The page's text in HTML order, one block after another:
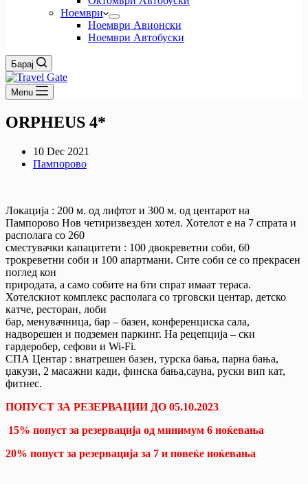
Ноември
Ноември Авионски
Ноември Автобуски
Барај
Menu
ORPHEUS 4*
10 Dec 2021
Пампорово
Локација : 200 м. од лифтот и 300 м. од центарот на
Пампорово Нов четиризвезден хотел. Хотелот е на 7 спрата и
располага со 260
сместувачки капацитети : 100 двокреветни соби, 60
трокреветни соби и 100 апартмани. Сите соби се со прекрасен
поглед кон
природата, а само собите на 6ти спрат имаат тераса.
Хотелскиот комплекс располага со трговски центар, детско
катче, ресторан, лоби
бар, менувачница, бар – базен, конференциска сала,
надворешен и подземен паркинг. На рецепција – ски
гардеробер, сефови и Wi-Fi.
СПА Центар : внатрешен базен, турска бања, парна бања,
џакузи, 2 масажни кади, финска бања,сауна, руски вип кат,
фитнес.
ПОПУСТ ЗА РЕЗЕРВАЦИИ ДО 05.10.2023
15% попуст за резервација од минимум 6 ноќевања
20% попуст за резервација за 7 и повеќе ноќевања